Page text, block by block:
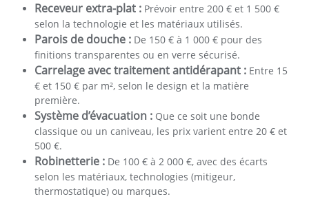
Receveur extra-plat : Prévoir entre 200 € et 1 500 €
selon la technologie et les matériaux utilisés.
Parois de douche : De 150 € à 1 000 € pour des
finitions transparentes ou en verre sécurisé.
Carrelage avec traitement antidérapant : Entre 15
€ et 150 € par m², selon le design et la matière
première.
Système d’évacuation : Que ce soit une bonde
classique ou un caniveau, les prix varient entre 20 € et
500 €.
Robinetterie : De 100 € à 2 000 €, avec des écarts
selon les matériaux, technologies (mitigeur,
thermostatique) ou marques.